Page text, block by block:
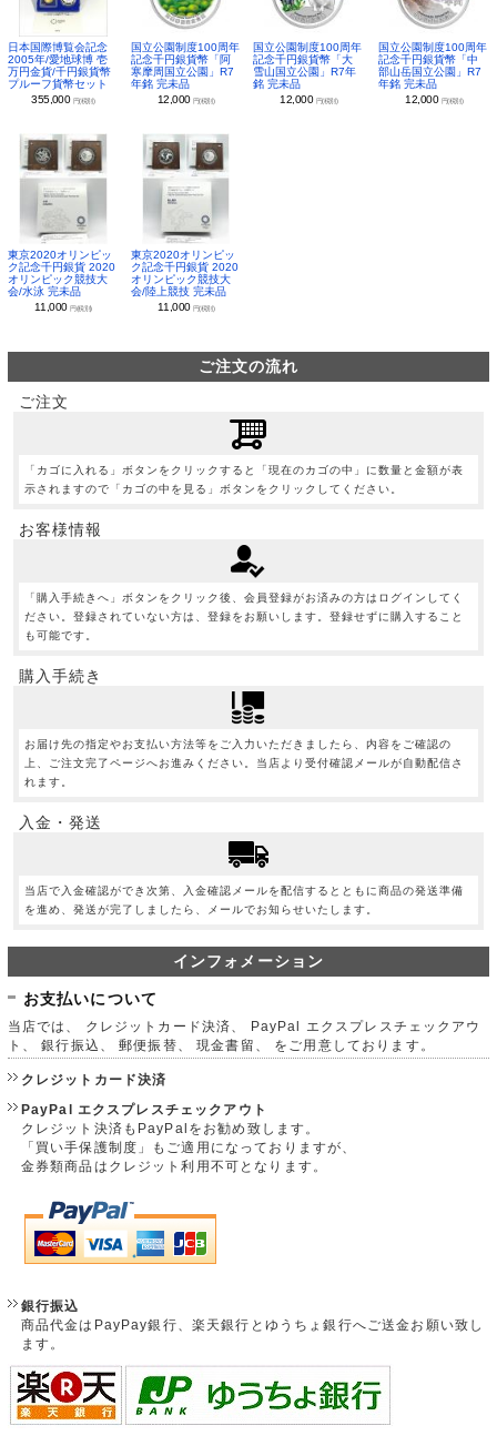
日本国際博覧会記念
2005年/愛地球博 壱
万円金貨/千円銀貨幣
プルーフ貨幣セット
355,000 円(税別)
国立公園制度100周年
記念千円銀貨幣「阿
寒摩周国立公園」R7
年銘 完未品
12,000 円(税別)
国立公園制度100周年
記念千円銀貨幣「大
雪山国立公園」R7年
銘 完未品
12,000 円(税別)
国立公園制度100周年
記念千円銀貨幣「中
部山岳国立公園」R7
年銘 完未品
12,000 円(税別)
東京2020オリンピッ
ク記念千円銀貨 2020
オリンピック競技大
会/水泳 完未品
11,000円(税別)
東京2020オリンピッ
ク記念千円銀貨 2020
オリンピック競技大
会/陸上競技 完未品
11,000 円(税別)
ご注文の流れ
ご注文
「カゴに入れる」ボタンをクリックすると「現在のカゴの中」に数量と金額が表
示されますので「カゴの中を見る」ボタンをクリックしてください。
お客様情報
「購入手続きへ」ボタンをクリック後、会員登録がお済みの方はログインしてく
ださい。登録されていない方は、登録をお願いします。登録せずに購入すること
も可能です。
購入手続き
お届け先の指定やお支払い方法等をご入力いただきましたら、内容をご確認の
上、ご注文完了ページへお進みください。当店より受付確認メールが自動配信さ
れます。
入金・発送
当店で入金確認ができ次第、入金確認メールを配信するとともに商品の発送準備
を進め、発送が完了しましたら、メールでお知らせいたします。
インフォメーション
お支払いについて
当店では、 クレジットカード決済、 PayPal エクスプレスチェックアウ
ト、 銀行振込、 郵便振替、 現金書留、 をご用意しております。
クレジットカード決済
PayPal エクスプレスチェックアウト
クレジット決済もPayPalをお勧め致します。
「買い手保護制度」もご適用になっておりますが、
金券類商品はクレジット利用不可となります。
銀行振込
商品代金はPayPay銀行、楽天銀行とゆうちょ銀行へご送金お願い致し
ます。